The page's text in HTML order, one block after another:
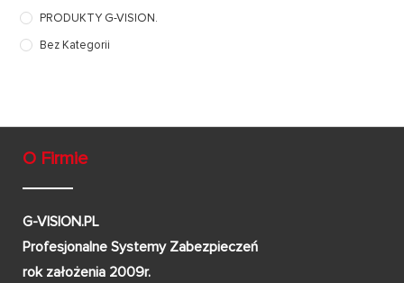
PRODUKTY G-VISION.
Bez Kategorii
O Firmie
G-VISION.PL
Profesjonalne Systemy Zabezpieczeń
rok założenia 2009r.